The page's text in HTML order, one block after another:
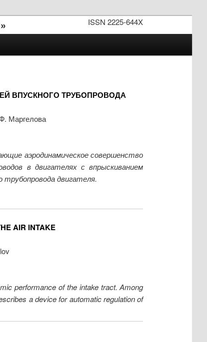
ISSN 2225-644X
ВПУСКНОГО ТРУБОПРОВОДА
Маргелова
аэродинамическое совершенство
в двигателях с впрыскиванием
двигателя.
AIR INTAKE
performance of the intake tract. Among
a device for automatic regulation of